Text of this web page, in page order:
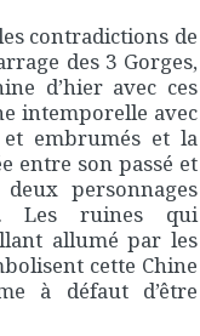
contradictions de
des 3 Gorges,
d’hier avec ces
intemporelle avec
embrumés et la
entre son passé et
personnages
Les ruines qui
allumé par les
cette Chine
à défaut d’être